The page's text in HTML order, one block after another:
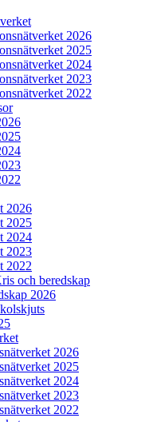
2026
2025
2024
2023
2022
2026
2025
2024
2023
2022
och beredskap
2026
2026
2025
2024
2023
2022